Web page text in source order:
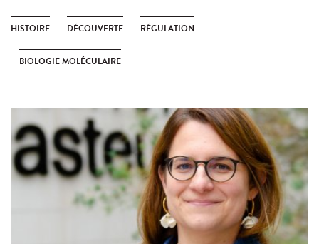
HISTOIRE DÉCOUVERTE RÉGULATION
BIOLOGIE MOLÉCULAIRE